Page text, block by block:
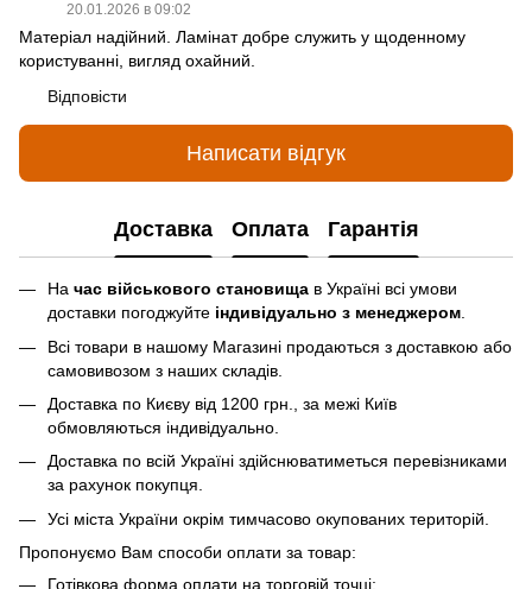
20.01.2026 в 09:02
Матеріал надійний. Ламінат добре служить у щоденному
користуванні, вигляд охайний.
Відповісти
Написати відгук
Доставка Оплата Гарантія
На час військового становища в Україні всі умови
доставки погоджуйте індивідуально з менеджером.
Всі товари в нашому Магазині продаються з доставкою або
самовивозом з наших складів.
Доставка по Києву від 1200 грн., за межі Київ
обмовляються індивідуально.
Доставка по всій Україні здійснюватиметься перевізниками
за рахунок покупця.
Усі міста України окрім тимчасово окупованих територій.
Пропонуємо Вам способи оплати за товар:
Готівкова форма оплати на торговій точці;